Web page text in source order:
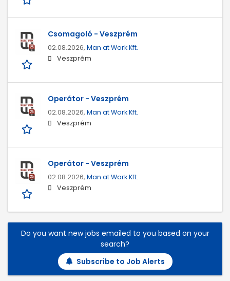
Csomagoló - Veszprém
02.08.2026, Man at Work Kft.
Veszprém
Operátor - Veszprém
02.08.2026, Man at Work Kft.
Veszprém
Operátor - Veszprém
02.08.2026, Man at Work Kft.
Veszprém
Do you want new jobs emailed to you based on your
search?
Subscribe to Job Alerts